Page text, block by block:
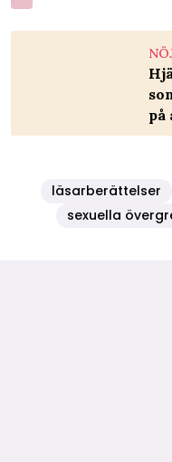
på
läsarberättelser
sexuella